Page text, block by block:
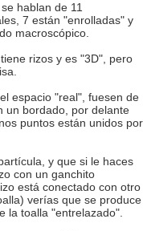
hablan de 11
7 están "enrolladas" y
macroscópico.
rizos y es "3D", pero
espacio "real", fuesen de
un bordado, por delante
puntos están unidos por
y que si le haces
con un ganchito
está conectado con otro
verías que se produce
la toalla "entrelazado".